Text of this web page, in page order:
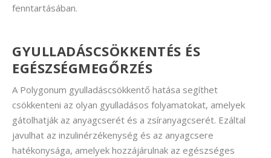
fenntartásában.
GYULLADÁSCSÖKKENTÉS ÉS
EGÉSZSÉGMEGŐRZÉS
A Polygonum gyulladáscsökkentő hatása segíthet
csökkenteni az olyan gyulladásos folyamatokat, amelyek
gátolhatják az anyagcserét és a zsíranyagcserét. Ezáltal
javulhat az inzulinérzékenység és az anyagcsere
hatékonysága, amelyek hozzájárulnak az egészséges